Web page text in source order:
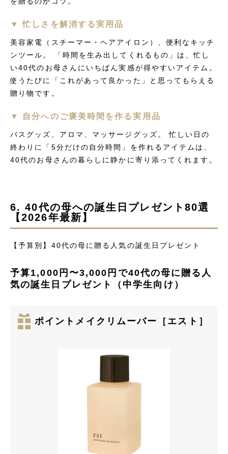
▼ 忙しさを解消する実用品
美容家電（スチーマー・ヘアアイロン）、便利なキッチ
ンツール。 「時間を生み出してくれるもの」は、忙し
い40代のお母さんにいちばん実感が得やすいアイテム。
使うたびに「これがあって良かった」と思ってもらえる
贈り物です。
▼ 自分へのご褒美時間を作る実用品
バスグッズ、アロマ、マッサージグッズ。 忙しい日の
終わりに「5分だけの自分時間」を作れるアイテムは、
40代のお母さんの暮らしに静かに寄り添ってくれます。
6. 40代の母への誕生日プレゼント80選
【2026年最新】
【予算別】40代の母に贈る人気の誕生日プレゼント
予算1,000円〜3,000円で40代の母に贈る人
気の誕生日プレゼント（中学生向け）
ポイントメイクリムーバー［エスト］